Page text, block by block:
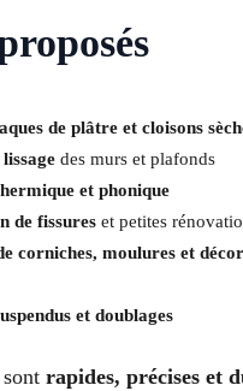
de plâtre et cloisons
des murs et plafonds
et phonique
de fissureset petites
corniches, moulures et
et doublages
rapides, précises et